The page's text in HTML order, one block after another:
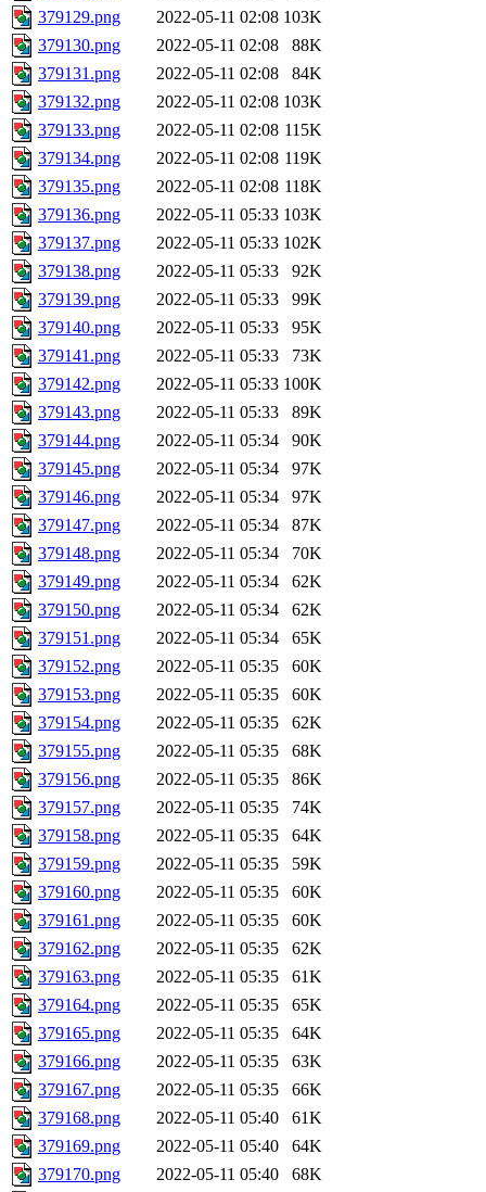
379129.png
2022-05-11 02:08 103K
379130.png
2022-05-11 02:08
88K
379131.png
2022-05-11 02:08
84K
379132.png
2022-05-11 02:08 103K
379133.png
2022-05-11 02:08 115K
379134.png
2022-05-11 02:08 119K
379135.png
2022-05-11 02:08 118K
379136.png
2022-05-11 05:33 103K
379137.png
2022-05-11 05:33 102K
379138.png
2022-05-11 05:33
92K
379139.png
2022-05-11 05:33
99K
379140.png
2022-05-11 05:33
95K
379141.png
2022-05-11 05:33
73K
379142.png
2022-05-11 05:33 100K
379143.png
2022-05-11 05:33
89K
379144.png
2022-05-11 05:34
90K
379145.png
2022-05-11 05:34
97K
379146.png
2022-05-11 05:34
97K
379147.png
2022-05-11 05:34
87K
379148.png
2022-05-11 05:34
70K
379149.png
2022-05-11 05:34
62K
379150.png
2022-05-11 05:34
62K
379151.png
2022-05-11 05:34
65K
379152.png
2022-05-11 05:35
60K
379153.png
2022-05-11 05:35
60K
379154.png
2022-05-11 05:35
62K
379155.png
2022-05-11 05:35
68K
379156.png
2022-05-11 05:35
86K
379157.png
2022-05-11 05:35
74K
379158.png
2022-05-11 05:35
64K
379159.png
2022-05-11 05:35
59K
379160.png
2022-05-11 05:35
60K
379161.png
2022-05-11 05:35
60K
379162.png
2022-05-11 05:35
62K
379163.png
2022-05-11 05:35
61K
379164.png
2022-05-11 05:35
65K
379165.png
2022-05-11 05:35
64K
379166.png
2022-05-11 05:35
63K
379167.png
2022-05-11 05:35
66K
379168.png
2022-05-11 05:40
61K
379169.png
2022-05-11 05:40
64K
379170.png
2022-05-11 05:40
68K